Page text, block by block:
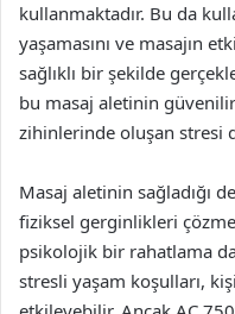
kullanmaktadır. Bu da
yaşamasını ve masajın
sağlıklı bir şekilde
bu masaj aletinin
zihinlerinde oluşan stresi
Masaj aletinin sağladığı
fiziksel gerginlikleri
psikolojik bir rahatlama
stresli yaşam koşulları,